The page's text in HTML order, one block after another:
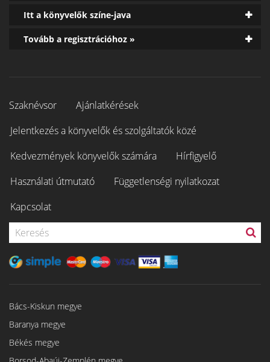
Itt a könyvelők színe-java
Tovább a regisztrációhoz »
Szaknévsor
Ajánlatkérések
Jelentkezés a könyvelők és szolgáltatók közé
Kedvezmények könyvelők számára
Hírfigyelő
Használati útmutató
Függetlenségi nyilatkozat
Kapcsolat
Bács-Kiskun megye
Baranya megye
Békés megye